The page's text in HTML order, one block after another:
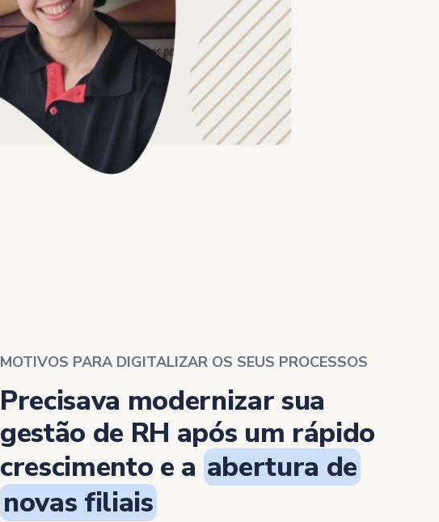
MOTIVOS PARA DIGITALIZAR OS SEUS PROCESSOS
Precisava modernizar sua
gestão de RH após um rápido
crescimento e a abertura de
novas filiais